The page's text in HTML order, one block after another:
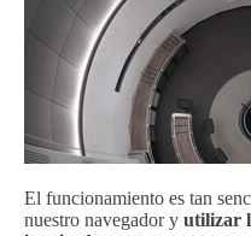
El funcionamiento es tan
nuestro navegador y utilizar